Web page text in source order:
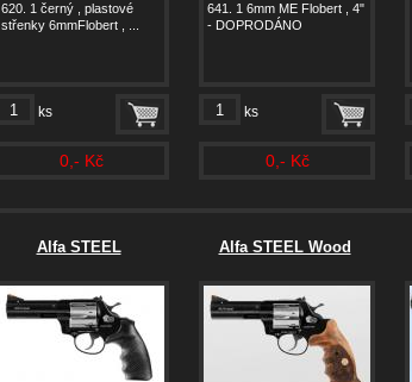
620. 1 černý , plastové
střenky 6mmFlobert , ...
ks
0,- Kč
641. 1 6mm ME Flobert , 4"
- DOPRODÁNO
ks
0,- Kč
Alfa STEEL Alfa STEEL Wood